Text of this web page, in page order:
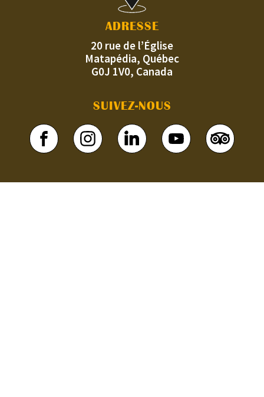
ADRESSE
20 rue de l’Église
Matapédia, Québec
G0J 1V0, Canada
SUIVEZ-NOUS